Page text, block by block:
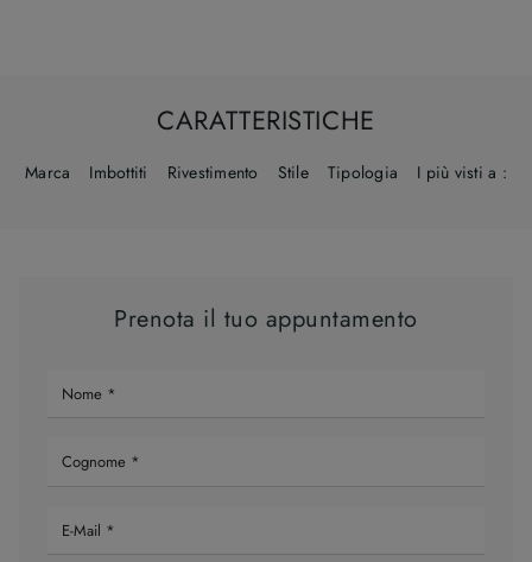
CARATTERISTICHE
Marca Imbottiti Rivestimento Stile Tipologia I più visti a :
Prenota il tuo appuntamento